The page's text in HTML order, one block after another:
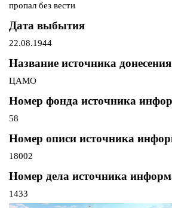
пропал без вести
Дата выбытия
22.08.1944
Название источника донесения
ЦАМО
Номер фонда источника
58
Номер описи источника
18002
Номер дела источника
1433